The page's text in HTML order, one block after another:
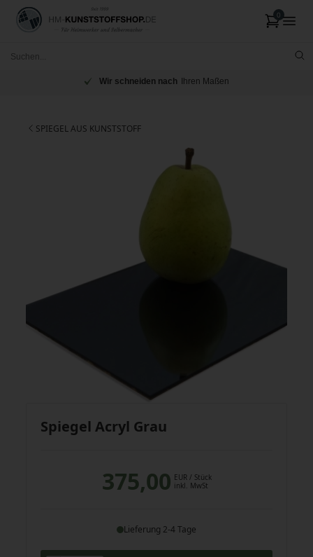
Wir schneiden nach Ihren Maßen
SPIEGEL AUS KUNSTSTOFF
Spiegel Acryl Grau
375,00 EUR/ Stück
inkl. MwSt
Lieferung 2-4 Tage